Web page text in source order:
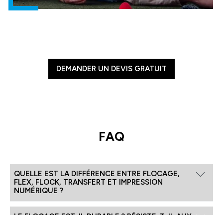
DEMANDER UN DEVIS GRATUIT
FAQ
QUELLE EST LA DIFFÉRENCE ENTRE FLOCAGE,
FLEX, FLOCK, TRANSFERT ET IMPRESSION
NUMÉRIQUE ?
Le mot flocage est devenu, au fil des années, un terme